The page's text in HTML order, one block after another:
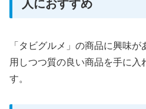
人におすすめ
「タビグルメ」の商品に興味
用しつつ質の良い商品を手に
す。